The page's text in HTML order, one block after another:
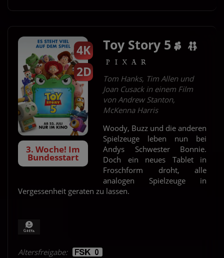
4K
2D
3. Woche! Im
Bundesstart
Toy Story 5
Tom Hanks, Tim Allen und
Joan Cusack in einem Film
von Andrew Stanton,
McKenna Harris
Woody, Buzz und die anderen
Spielzeuge leben nun bei
Andys Schwester Bonnie.
Doch ein neues Tablet in
Froschform droht, alle
analogen Spielzeuge in
Vergessenheit geraten zu lassen.
Altersfreigabe: